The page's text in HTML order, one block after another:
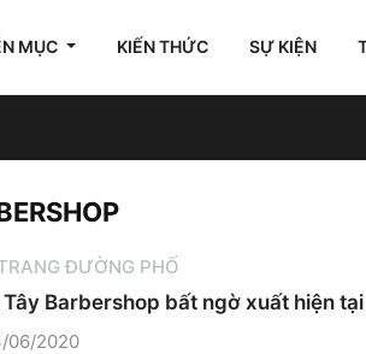
MỤC KIẾN THỨC SỰ KIỆN
ĐƯỜNG PHỐ
Barbershop bất ngờ xuất hiện
06/2020